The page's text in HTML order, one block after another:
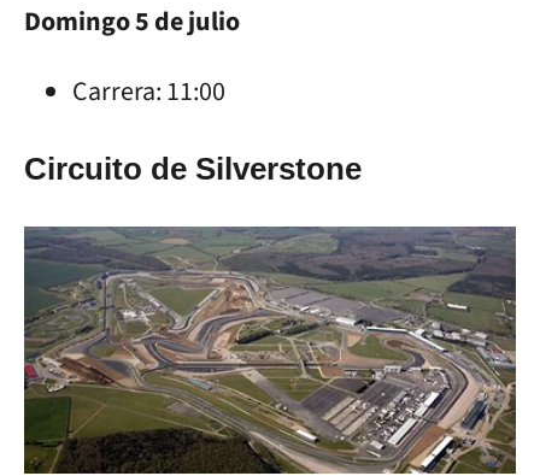
Domingo 5 de julio
Carrera: 11:00
Circuito de Silverstone